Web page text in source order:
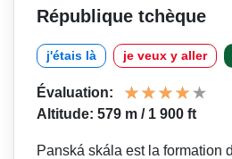
République tchèque
j'étais là je veux y aller
Évaluation:
Altitude: 579 m / 1 900 ft
Panská skála est la formation